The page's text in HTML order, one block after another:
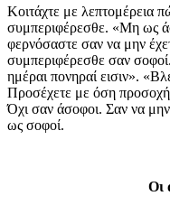
Κοιτάχτε με λεπτομέρεια
συμπεριφέρεσθε. «Μη ως
φερνόσαστε σαν να μην
συμπεριφέρεσθε σαν
ημέραι πονηραί εισιν».
Προσέχετε με όση προσοχή
Όχι σαν άσοφοι. Σαν να
ως σοφοί.
Οι